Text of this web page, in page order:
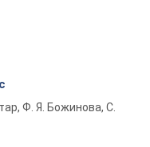
Ф. Я. Божинова, С.